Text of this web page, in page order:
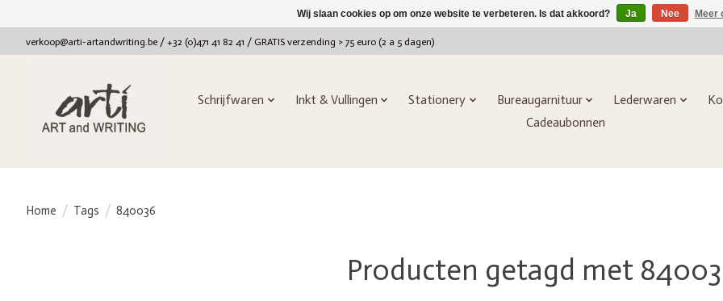
verkoop@arti-artandwriting.be/ +32 (0)471 41 82 41 / GRATIS verzending > 75 euro (2 a 5 dagen)
Schrijfwaren Inkt & Vullingen Stationery Bureaugarnituur Lederwaren
Cadeaubonnen
Home / Tags / 840036
Producten getagd met
Wij slaan cookies op om onze website te verbeteren. Is dat akkoord? Ja Nee Meer